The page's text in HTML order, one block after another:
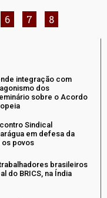
6 7 8
integração com
dos
sobre o Acordo
Sindical
em defesa da
povos
brasileiros
do BRICS, na Índia